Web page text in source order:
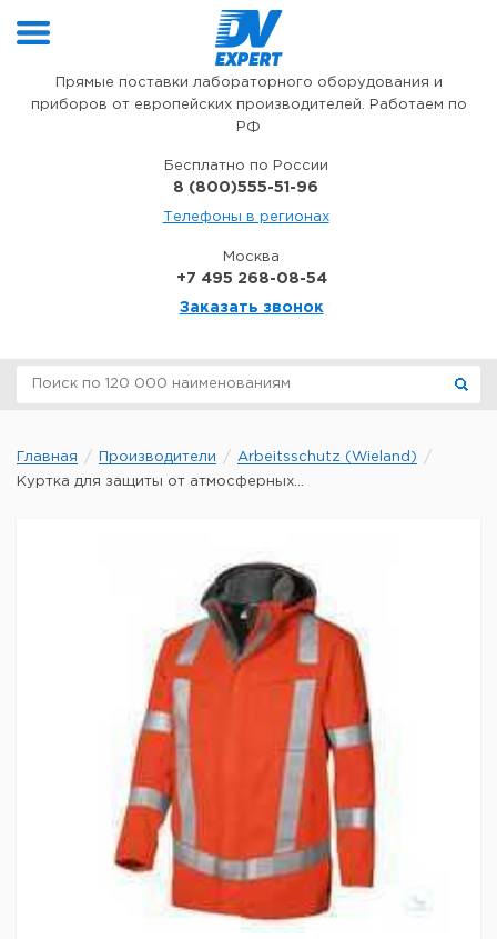
Прямые поставки лабораторного оборудования и
приборов от европейских производителей. Работаем по
РФ
Бесплатно по России
8 (800)555-51-96
Телефоны в регионах
Москва
+7 495 268-08-54
Заказать звонок
Главная Производители
Arbeitsschutz (Wieland)
Куртка для защиты от атмосферных...